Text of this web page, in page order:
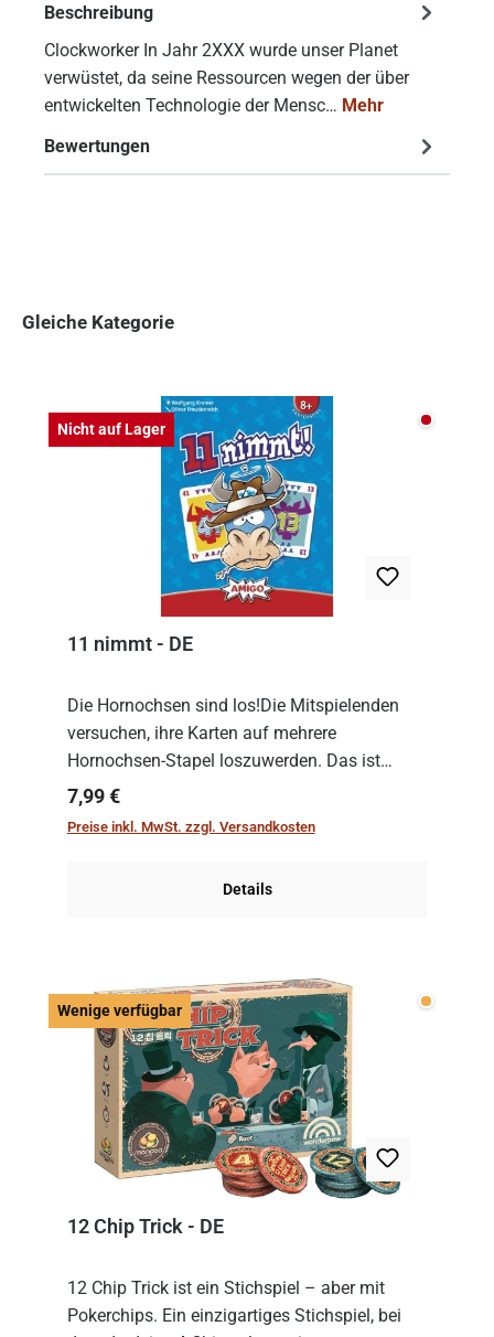
Beschreibung
Clockworker In Jahr 2XXX wurde unser Planet
verwüstet, da seine Ressourcen wegen der über
entwickelten Technologie der Mensc… Mehr
Bewertungen
Gleiche Kategorie
Nicht auf Lager Nicht
11 nimmt - DE
Die Hornochsen sind los!Die Mitspielenden
versuchen, ihre Karten auf mehrere
Hornochsen-Stapel loszuwerden. Das ist
kniffliger als gedacht, denn die Differenz
zwischen ausgespielter Karte und der
Regulärer Preis:
7,99 €
Preise inkl. MwSt. zzgl. Versandkosten
Details
Wenige verfügbar Wenige
12 Chip Trick - DE
12 Chip Trick ist ein Stichspiel – aber mit
Pokerchips. Ein einzigartiges Stichspiel, bei